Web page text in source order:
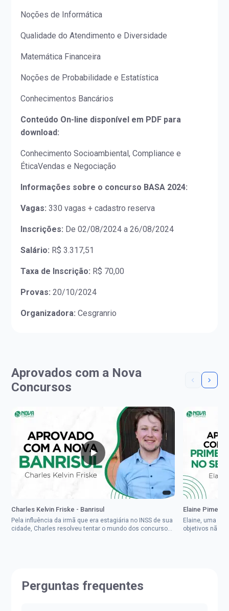
Noções de Informática
Qualidade do Atendimento e Diversidade
Matemática Financeira
Noções de Probabilidade e Estatística
Conhecimentos Bancários
Conteúdo On-line disponível em PDF para
download:
Conhecimento Socioambiental, Compliance e
ÉticaVendas e Negociação
Informações sobre o concurso BASA 2024:
Vagas: 330 vagas + cadastro reserva
Inscrições: De 02/08/2024 a 26/08/2024
Salário: R$ 3.317,51
Taxa de Inscrição: R$ 70,00
Provas: 20/10/2024
Organizadora: Cesgranrio
Aprovados com a Nova
Concursos
Charles Kelvin Friske - Banrisul
Pela influência da irmã que era estagiária no INSS de sua
cidade, Charles resolveu tentar o mundo dos concursos
Elaine
Elaine, uma
objetivos não
Perguntas frequentes